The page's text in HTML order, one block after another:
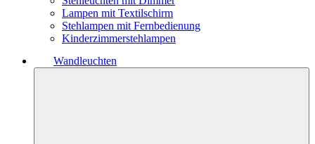
Lampen mit Textilschirm
Stehlampen mit Fernbedienung
Kinderzimmerstehlampen
Wandleuchten